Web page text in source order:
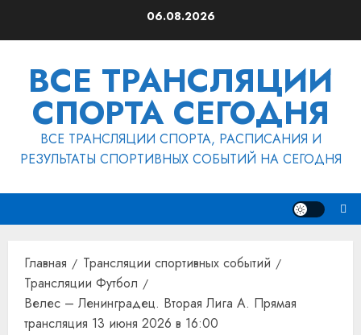
06.08.2026
ВСЕ ТРАНСЛЯЦИИ
СПОРТА СЕГОДНЯ
ВСЕ ТРАНСЛЯЦИИ СПОРТА, РАСПИСАНИЯ И
РЕЗУЛЬТАТЫ СПОРТИВНЫХ СОБЫТИЙ НА СЕГОДНЯ
Главная
Трансляции спортивных событий
Трансляции Футбол
Велес – Ленинградец. Вторая Лига А. Прямая
трансляция 13 июня 2026 в 16:00